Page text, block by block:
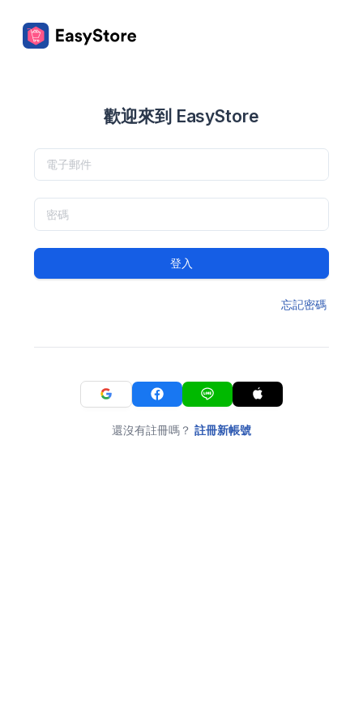
歡迎來到 EasyStore
登入
忘記密碼
還沒有註冊嗎？ 註冊新帳號